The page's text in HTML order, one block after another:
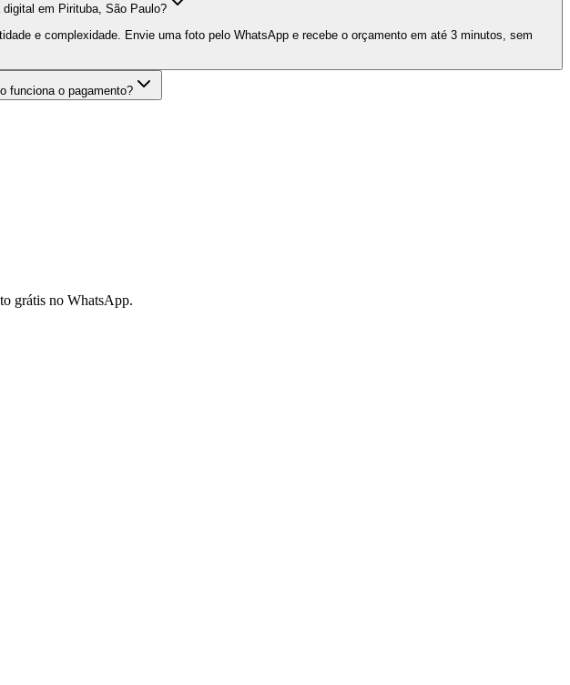
em Pirituba, São Paulo?
e complexidade. Envie uma foto pelo WhatsApp e recebe o orçamento em até 3 minutos, sem
funciona o pagamento?
grátis no WhatsApp.